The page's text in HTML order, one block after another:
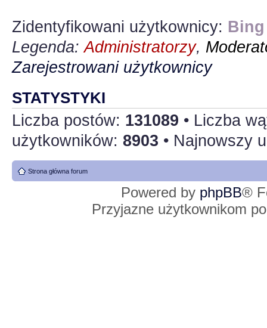
Zidentyfikowani użytkownicy:
Legenda:Administratorzy,
Zarejestrowani użytkownicy
STATYSTYKI
Liczba postów: 131089 • Liczba
użytkowników: 8903 • Najnowszy
Strona główna forum
Powered by phpBB®
Przyjazne użytkownikom